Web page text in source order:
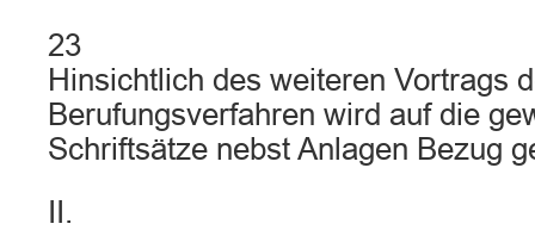
23
Hinsichtlich des weiteren Vortrags
Berufungsverfahren wird auf die
Schriftsätze nebst Anlagen Bezug
II.